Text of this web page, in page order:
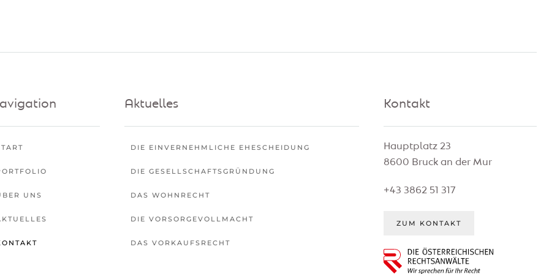
UNS
Aktuelles
DIE EINVERNEHMLICHE EHESCHEIDUNG
DIE GESELLSCHAFTSGRÜNDUNG
DAS WOHNRECHT
DIE VORSORGEVOLLMACHT
DAS VORKAUFSRECHT
Kontakt
Hauptplatz 23
8600 Bruck an der Mur
+43 3862 51 317
ZUM KONTAKT